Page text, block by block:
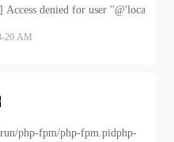
denied for user ''@'localhost'
20 AM
php-fpm/php-fpm.pidphp-